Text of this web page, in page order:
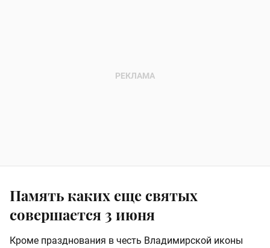
Память каких еще святых
совершается 3 июня
Кроме празднования в честь Владимирской иконы